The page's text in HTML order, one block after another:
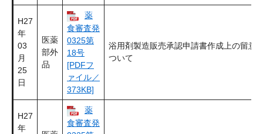
H27
年
03
月
25
日
医薬
部外
品
薬
食審査発
0325第
18号
[PDFフ
ァイル／
373KB]
浴用剤製造販売承認申請書作成上の留意
ついて
H27
年
薬
食審査発